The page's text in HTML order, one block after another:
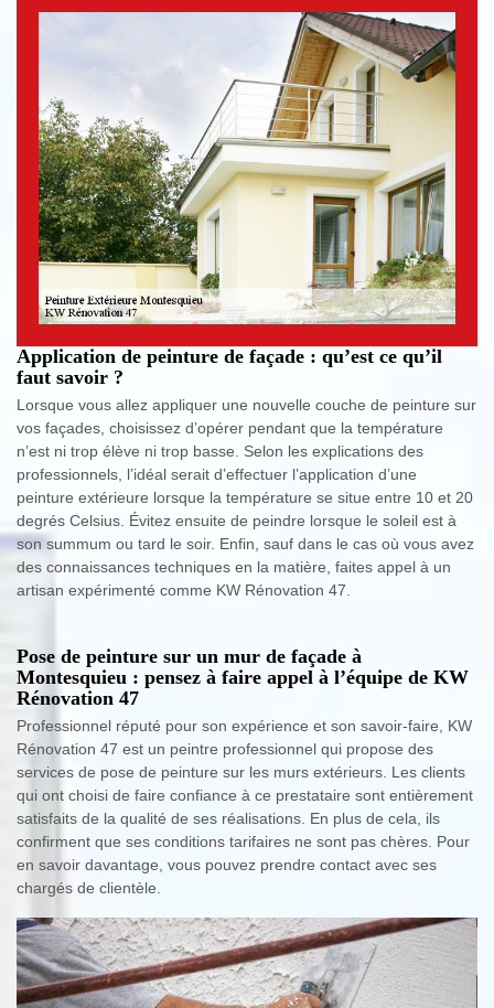
Application de peinture de façade : qu’est ce qu’il
faut savoir ?
Lorsque vous allez appliquer une nouvelle couche de peinture sur
vos façades, choisissez d’opérer pendant que la température
n’est ni trop élève ni trop basse. Selon les explications des
professionnels, l’idéal serait d’effectuer l’application d’une
peinture extérieure lorsque la température se situe entre 10 et 20
degrés Celsius. Évitez ensuite de peindre lorsque le soleil est à
son summum ou tard le soir. Enfin, sauf dans le cas où vous avez
des connaissances techniques en la matière, faites appel à un
artisan expérimenté comme KW Rénovation 47.
Pose de peinture sur un mur de façade à
Montesquieu : pensez à faire appel à l’équipe de KW
Rénovation 47
Professionnel réputé pour son expérience et son savoir-faire, KW
Rénovation 47 est un peintre professionnel qui propose des
services de pose de peinture sur les murs extérieurs. Les clients
qui ont choisi de faire confiance à ce prestataire sont entièrement
satisfaits de la qualité de ses réalisations. En plus de cela, ils
confirment que ses conditions tarifaires ne sont pas chères. Pour
en savoir davantage, vous pouvez prendre contact avec ses
chargés de clientèle.